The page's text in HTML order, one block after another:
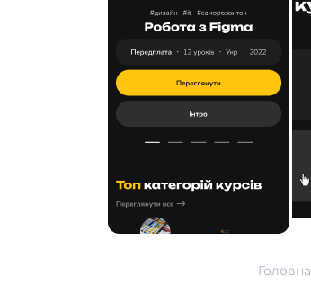
Головна